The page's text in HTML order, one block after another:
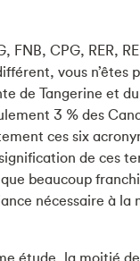
FNB, CPG, RER,
vous n’êtes
de Tangerine et
3 % des
ces six
de ces
beaucoup
nécessaire à la
étude, la moitié